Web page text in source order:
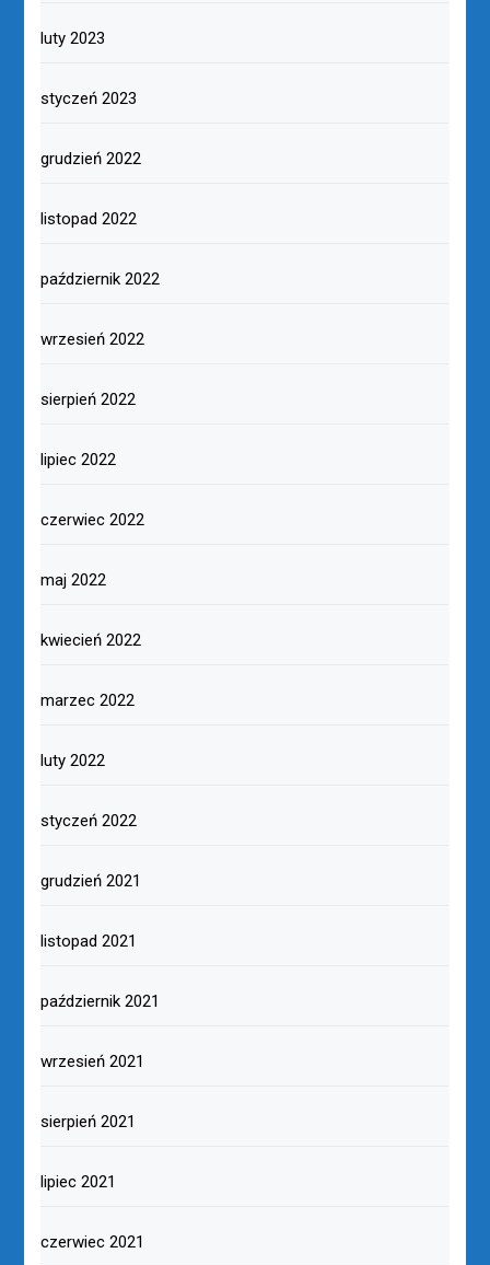
luty 2023
styczeń 2023
grudzień 2022
listopad 2022
październik 2022
wrzesień 2022
sierpień 2022
lipiec 2022
czerwiec 2022
maj 2022
kwiecień 2022
marzec 2022
luty 2022
styczeń 2022
grudzień 2021
listopad 2021
październik 2021
wrzesień 2021
sierpień 2021
lipiec 2021
czerwiec 2021